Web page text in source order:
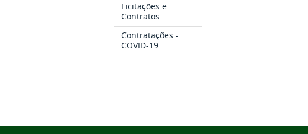
Licitações e
Contratos
Contratações -
COVID-19